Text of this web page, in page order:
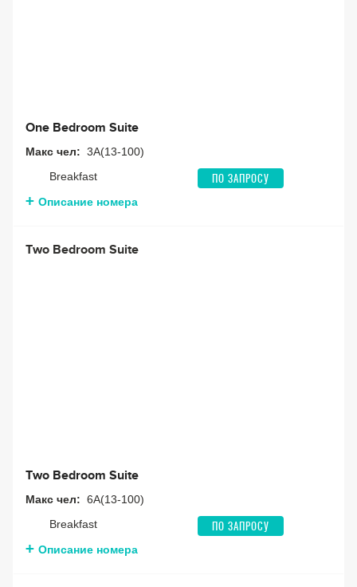
One Bedroom Suite
Макс чел: 3A(13-100)
Breakfast
ПО ЗАПРОСУ
Описание номера
Two Bedroom Suite
Two Bedroom Suite
Макс чел: 6A(13-100)
Breakfast
ПО ЗАПРОСУ
Описание номера